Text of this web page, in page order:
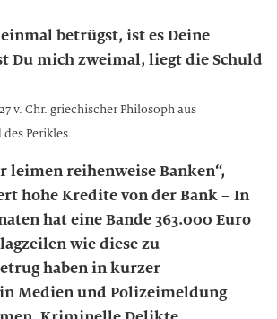
betrügst, ist es Deine
Du mich zweimal, liegt die Schuld
v. Chr. griechischer Philosoph aus
Perikles
leimen reihenweise Banken“,
hohe Kredite von der Bank – In
hat eine Bande 363.000 Euro
wie diese zu
haben in kurzer
Medien und Polizeimeldung